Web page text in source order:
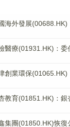
海外發展
醫療(01931.HK)：
創業環保
教育(01851.HK)：銀
集團(01850.HK)恢復